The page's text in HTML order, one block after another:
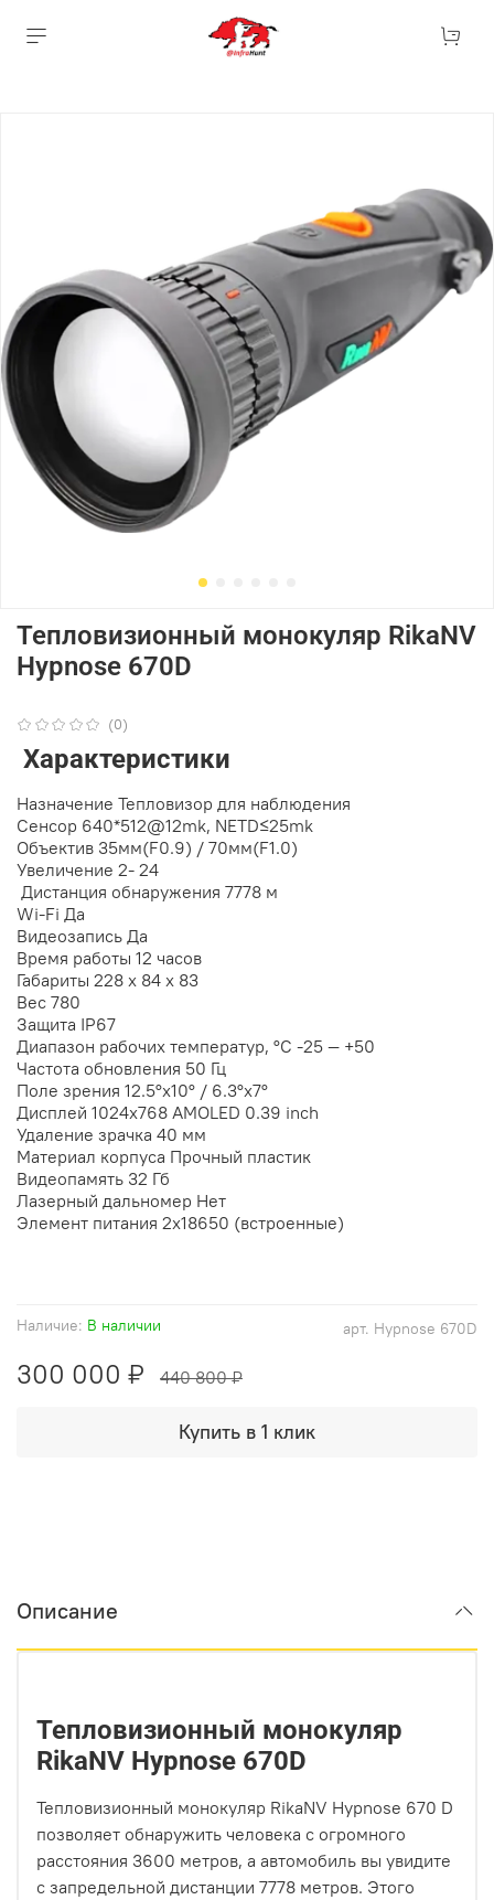
(0)
арт. Hypnose 670D
Наличие: В наличии
Тепловизионный монокуляр RikaNV
Hypnose 670D
300 000 ₽ 440 800 ₽
Купить в 1 клик
Xарактеристики
Назначение Тепловизор для наблюдения
Сенсор 640*512@12mk, NETD≤25mk
Объектив 35мм(F0.9) / 70мм(F1.0)
Увеличение 2- 24
Дистанция обнаружения 7778 м
Wi-Fi Да
Видеозапись Да
Время работы 12 часов
Габариты 228 х 84 х 83
Вес 780
Защита IP67
Диапазон рабочих температур, °С -25 — +50
Частота обновления 50 Гц
Поле зрения 12.5°x10° / 6.3°x7°
Дисплей 1024x768 AMOLED 0.39 inch
Удаление зрачка 40 мм
Материал корпуса Прочный пластик
Видеопамять 32 Гб
Лазерный дальномер Нет
Элемент питания 2х18650 (встроенные)
Описание
Тепловизионный монокуляр
RikaNV Hypnose 670D
Тепловизионный монокуляр RikaNV Hypnose 670 D
позволяет обнаружить человека с огромного
расстояния 3600 метров, а автомобиль вы увидите
с запредельной дистанции 7778 метров. Этого